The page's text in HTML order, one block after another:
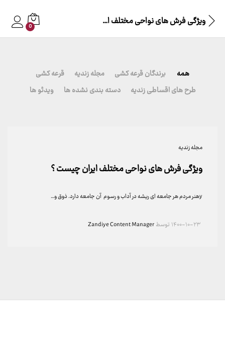
ویژگی‌ فرش‌ های نواحی مختلف ایران چیست ؟ 0
همه برندگان قرعه کشی مجله زندیه
قرعه کشی
طرح های اقساطی زندیه
دسته بندی نشده ها ویدئو ها
مجله زندیه
ویژگی‌ فرش‌ های نواحی مختلف ایران چیست ؟
yهنر مردم هر جامعه ای ریشه در آداب و رسوم آن جامعه دارد. ذوق و…
۱۴۰۰-۱۰-۲۳ توسطZandiye Content Manager